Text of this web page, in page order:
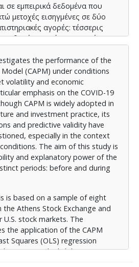
σε εμπειρικά δεδομένα που
μετοχές εισηγμένες σε δύο
αγορές: τέσσερις
Αθηνών και τέσσερις από την
του υποδείγματος CAPM
με τη μέθοδο OLS, ενώ
στατιστικά τεστ όπως οι
(ADF), αυτοσυσχέτισης (Durbin-
(Breusch-Pagan) και
(CUSUM), προκειμένου να
και η αξιοπιστία των
διαφοροποίηση στη
και στη στατιστική
του υποδείγματος κατά τη
γεγονός που ενισχύει την
της εφαρμοσιμότητας του
Η εργασία καταλήγει σε
σχετικά με την περιορισμένη
μοντέλου σε περιόδους
προτείνοντας ταυτόχρονα τη
εναλλακτικών για
the performance of the
(CAPM) under conditions
volatility and economic
emphasis on the COVID-19
CAPM is widely adopted in
and investment practice, its
and predictive validity have
especially in the context
The aim of this study is
and explanatory power of the
periods: before and during
is based on a sample of eight
Athens Stock Exchange and
stock markets. The
the application of the CAPM
Squares (OLS) regression
and reliability, a range